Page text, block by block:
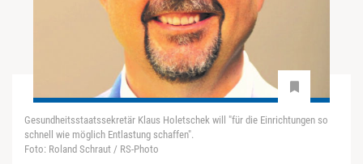
Gesundheitsstaatssekretär Klaus Holetschek will "für die Einrichtungen so
schnell wie möglich Entlastung schaffen".
Foto: Roland Schraut / RS-Photo